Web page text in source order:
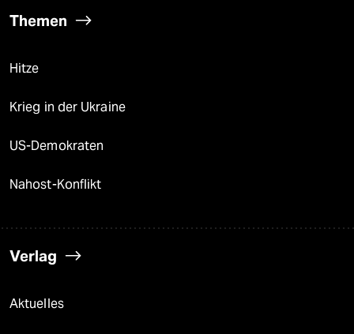
Themen
Hitze
Krieg in der Ukraine
US-Demokraten
Nahost-Konflikt
Verlag
Aktuelles